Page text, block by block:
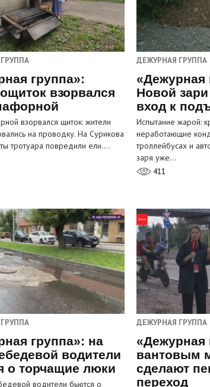
группа»:
взорвался
взорвался щиток: жители
на проводку. На Сурикова
тротуара повредили ели.…
ДЕЖУРНАЯ ГРУППА
«Дежурная
Новой
вход к
Испытание жарой:
неработающие
троллейбусах и
заря уже…
411
группа»: на
водители
о торчащие люки
водители бьются о
ДЕЖУРНАЯ ГРУППА
«Дежурная
вантовым
сделают
переход